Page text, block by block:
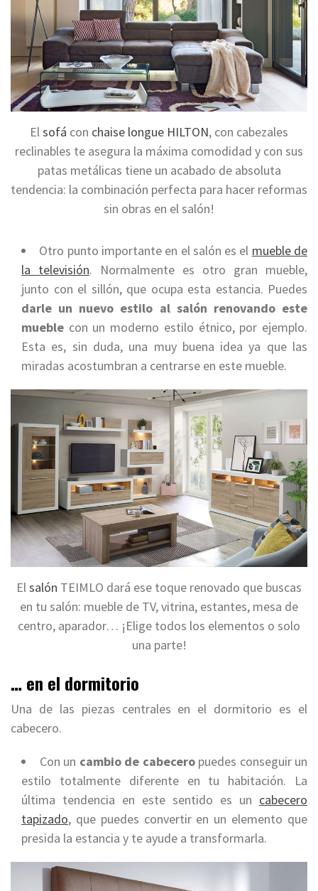
El sofá con chaise longue HILTON, con cabezales
reclinables te asegura la máxima comodidad y con sus
patas metálicas tiene un acabado de absoluta
tendencia: la combinación perfecta para hacer reformas
sin obras en el salón!
Otro punto importante en el salón es el mueble de
la televisión. Normalmente es otro gran mueble,
junto con el sillón, que ocupa esta estancia. Puedes
darle un nuevo estilo al salón renovando este
mueble con un moderno estilo étnico, por ejemplo.
Esta es, sin duda, una muy buena idea ya que las
miradas acostumbran a centrarse en este mueble.
Elsalón TEIMLO dará ese toque renovado que buscas
en tu salón: mueble de TV, vitrina, estantes, mesa de
centro, aparador… ¡Elige todos los elementos o solo
una parte!
… en el dormitorio
Una de las piezas centrales en el dormitorio es el
cabecero.
Con un cambio de cabeceropuedes conseguir un
estilo totalmente diferente en tu habitación. La
última tendencia en este sentido es un cabecero
tapizado, que puedes convertir en un elemento que
presida la estancia y te ayude a transformarla.